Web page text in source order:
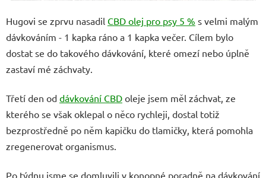
Hugovi se zprvu nasadil CBD olej pro psy 5 % s velmi malým
dávkováním - 1 kapka ráno a 1 kapka večer. Cílem bylo
dostat se do takového dávkování, které omezí nebo úplně
zastaví mé záchvaty.
Třetí den od dávkování CBD oleje jsem měl záchvat, ze
kterého se však oklepal o něco rychleji, dostal totiž
bezprostředně po něm kapičku do tlamičky, která pomohla
zregenerovat organismus.
Po týdnu jsme se domluvili v konopné poradně na dávkování